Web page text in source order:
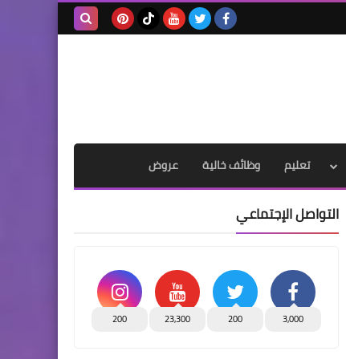
تعليم وظائف خالية عروض
التواصل الإجتماعي
3,000
200
23,300
200